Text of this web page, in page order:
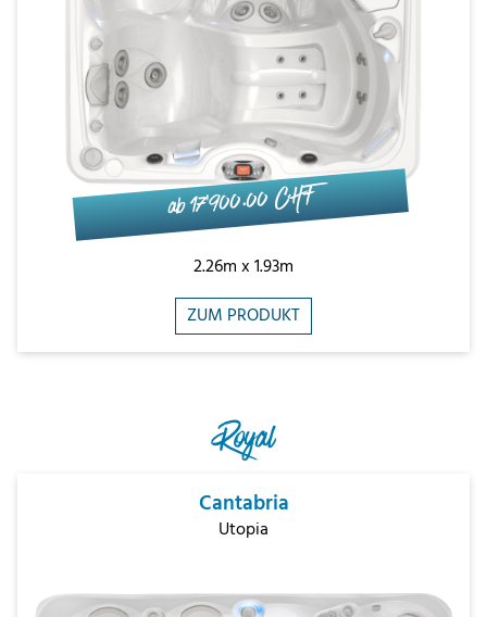
ab 17'900.00 CHF
2.26m x 1.93m
ZUM PRODUKT
Royal
Cantabria
Utopia